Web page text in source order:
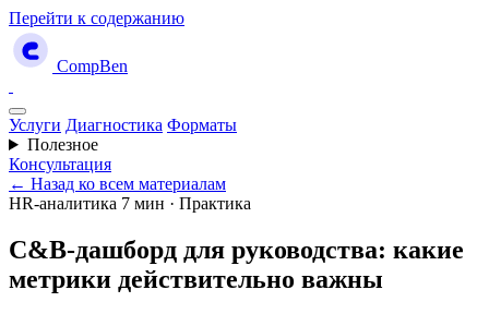
Перейти к содержанию
CompBen
Услуги Диагностика Форматы
Полезное
Консультация
← Назад ко всем материалам
HR-аналитика 7 мин · Практика
C&B-дашборд для руководства: какие
метрики действительно важны